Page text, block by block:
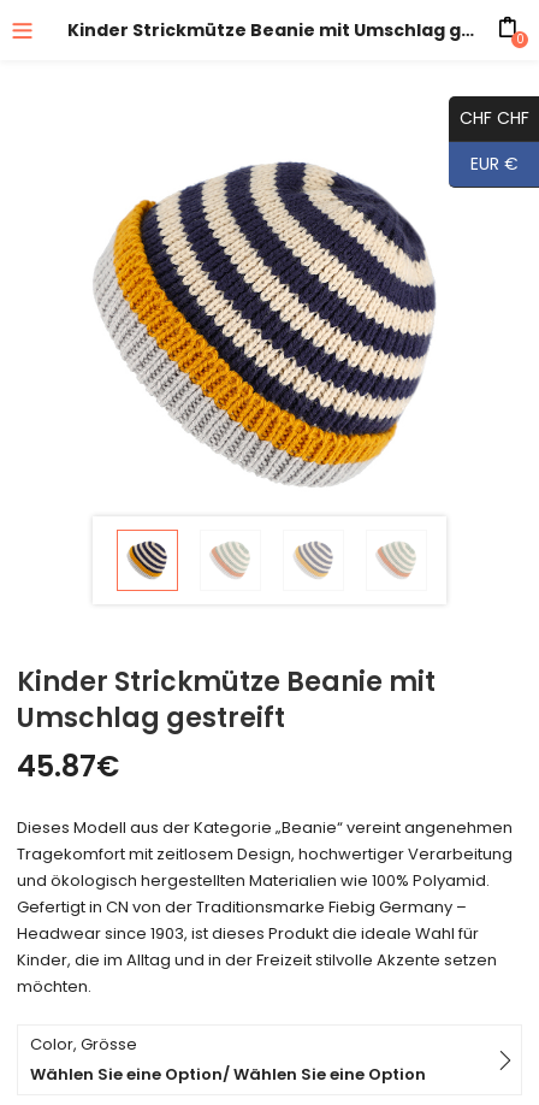
Kinder Strickmütze Beanie mit Umschlag gestreift 0
Kinder Strickmütze Beanie mit
Umschlag gestreift
45.87€
Dieses Modell aus der Kategorie „Beanie“ vereint angenehmen
Tragekomfort mit zeitlosem Design, hochwertiger Verarbeitung
und ökologisch hergestellten Materialien wie 100% Polyamid.
Gefertigt in CN von der Traditionsmarke Fiebig Germany –
Headwear since 1903, ist dieses Produkt die ideale Wahl für
Kinder, die im Alltag und in der Freizeit stilvolle Akzente setzen
möchten.
Color, Grösse
Wählen Sie eine Option/ Wählen Sie eine Option
CHF CHF
EUR €